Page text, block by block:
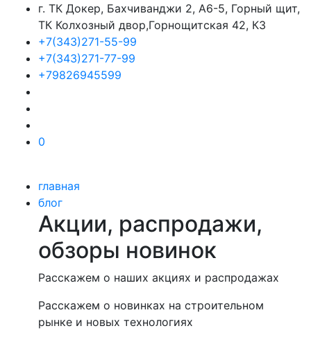
г. ТК Докер, Бахчиванджи 2, А6-5, Горный щит,
ТК Колхозный двор,Горнощитская 42, К3
+7(343)271-55-99
+7(343)271-77-99
+79826945599
0
главная
блог
Акции, распродажи,
обзоры новинок
Расскажем о наших акциях и распродажах
Расскажем о новинках на строительном
рынке и новых технологиях